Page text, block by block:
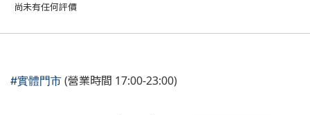
尚未有任何評價
#實體門市 (營業時間 17:00-23:00)